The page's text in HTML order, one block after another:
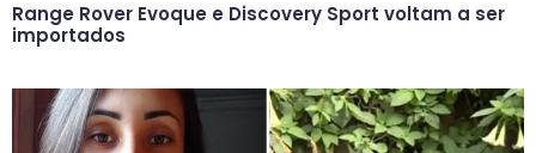
Range Rover Evoque e Discovery Sport voltam a ser
importados